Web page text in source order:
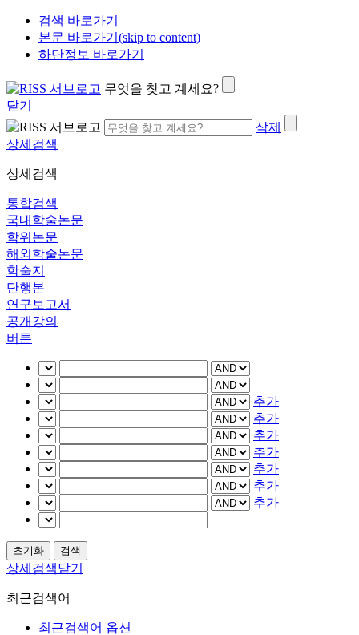
검색 바로가기
본문 바로가기(skip to content)
하단정보 바로가기
무엇을 찾고 계세요?
닫기
삭제
상세검색
상세검색
통합검색
국내학술논문
학위논문
해외학술논문
학술지
단행본
연구보고서
공개강의
버튼
추가
추가
추가
추가
추가
추가
추가
상세검색닫기
최근검색어
최근검색어 옵션